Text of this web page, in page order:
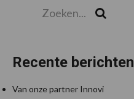
Recente berichten
Van onze partner Innovi